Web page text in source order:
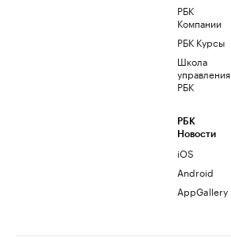
РБК
Компании
РБК Курсы
Школа
управления
РБК
РБК
Новости
iOS
Android
AppGallery